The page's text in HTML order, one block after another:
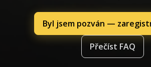
Byl jsem pozván —
Přečíst FAQ